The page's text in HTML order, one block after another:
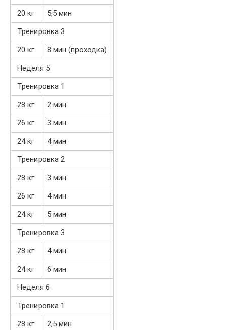
20 кг
5,5 мин
Тренировка 3
20 кг
8 мин (проходка)
Неделя 5
Тренировка 1
28 кг
2 мин
26 кг
3 мин
24 кг
4 мин
Тренировка 2
28 кг
3 мин
26 кг
4 мин
24 кг
5 мин
Тренировка 3
28 кг
4 мин
24 кг
6 мин
Неделя 6
Тренировка 1
28 кг
2,5 мин